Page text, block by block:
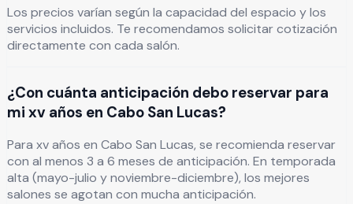
Los precios varían según la capacidad del espacio y los
servicios incluidos. Te recomendamos solicitar cotización
directamente con cada salón.
¿Con cuánta anticipación debo reservar para
mi xv años en Cabo San Lucas?
Para xv años en Cabo San Lucas, se recomienda reservar
con al menos 3 a 6 meses de anticipación. En temporada
alta (mayo-julio y noviembre-diciembre), los mejores
salones se agotan con mucha anticipación.